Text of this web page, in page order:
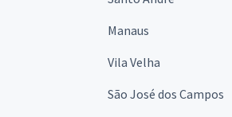
Manaus
Vila Velha
São José dos Campos